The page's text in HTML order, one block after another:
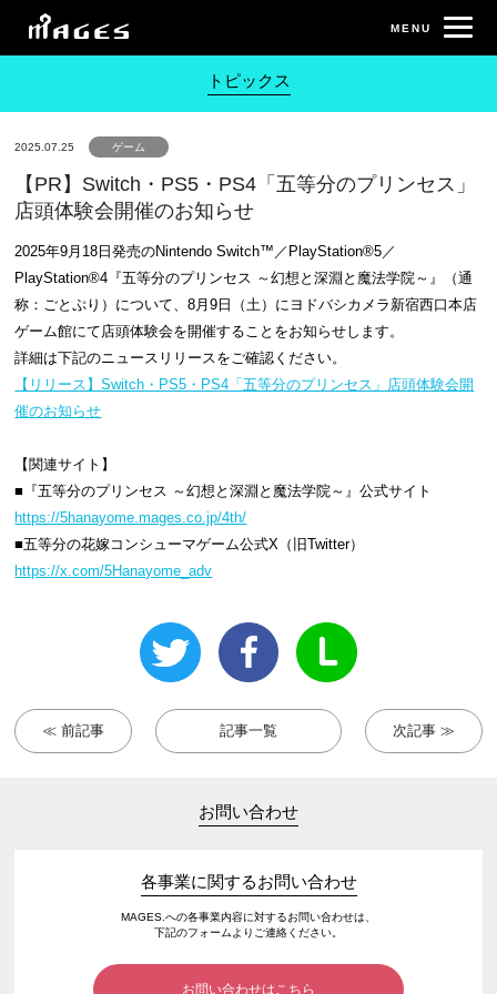
トピックス
2025.07.25 ゲーム
【PR】Switch・PS5・PS4「五等分のプリンセス」
店頭体験会開催のお知らせ
2025年9月18日発売のNintendo Switch™／PlayStation®5／
PlayStation®4『五等分のプリンセス ～幻想と深淵と魔法学院～』（通
称：ごとぷり）について、8月9日（土）にヨドバシカメラ新宿西口本店
ゲーム館にて店頭体験会を開催することをお知らせします。
詳細は下記のニュースリリースをご確認ください。
【リリース】Switch・PS5・PS4「五等分のプリンセス」店頭体験会開
催のお知らせ
【関連サイト】
■『五等分のプリンセス ～幻想と深淵と魔法学院～』公式サイト
https://5hanayome.mages.co.jp/4th/
■五等分の花嫁コンシューマゲーム公式X（旧Twitter）
https://x.com/5Hanayome_adv
≪ 前記事 記事一覧 次記事 ≫
お問い合わせ
各事業に関するお問い合わせ
MAGES.への各事業内容に対するお問い合わせは、
下記のフォームよりご連絡ください。
お問い合わせはこちら